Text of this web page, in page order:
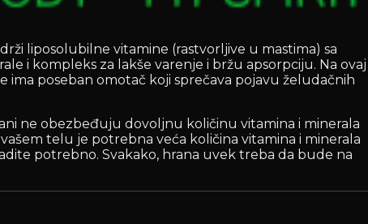
liposolubilne vitamine (rastvorljive u mastima) sa
i kompleks za lakše varenje i bržu apsorpciju. Na ovaj
poseban omotač koji sprečava pojavu želudačnih
ne obezbeđuju dovoljnu količinu vitamina i minerala
telu je potrebna veća količina vitamina i minerala
potrebno. Svakako, hrana uvek treba da bude na